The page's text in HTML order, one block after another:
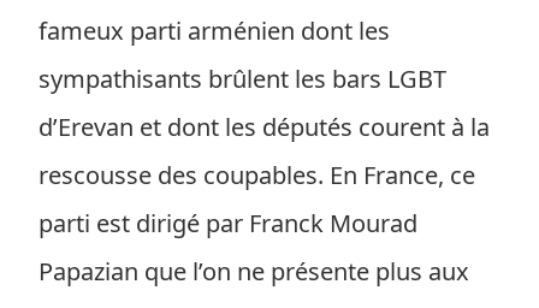
fameux parti arménien dont les
sympathisants brûlent les bars LGBT
d’Erevan et dont les députés courent à la
rescousse des coupables. En France, ce
parti est dirigé par Franck Mourad
Papazian que l’on ne présente plus aux